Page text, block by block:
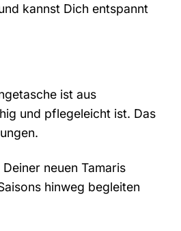
kannst Dich entspannt
ist aus
und pflegeleicht ist. Das
neuen Tamaris
hinweg begleiten